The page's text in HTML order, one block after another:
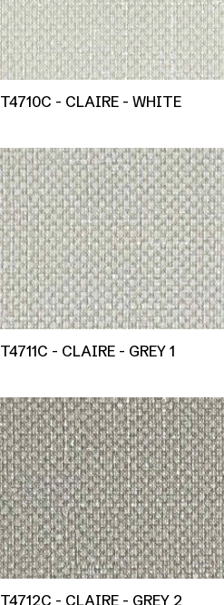
T4710C - CLAIRE - WHITE
T4711C - CLAIRE - GREY 1
T4712C - CLAIRE - GREY 2